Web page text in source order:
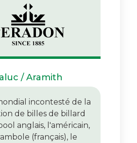
/ Aramith
incontesté de la
de billes de billard
anglais, l'américain,
(français), le